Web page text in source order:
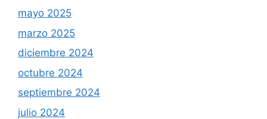
mayo 2025
marzo 2025
diciembre 2024
octubre 2024
septiembre 2024
julio 2024